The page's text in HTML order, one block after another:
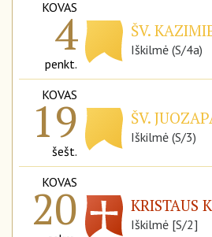
KOVAS
4
penkt.
ŠV.
Iškilmė (S/4a)
KOVAS
19
šešt.
ŠV.
Iškilmė (S/3)
KOVAS
20 KRISTAUS
Iškilmė [S/2]